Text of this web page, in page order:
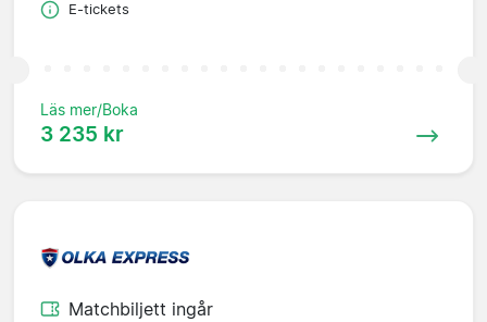
E-tickets
Läs mer/Boka
3 235 kr
Matchbiljett ingår